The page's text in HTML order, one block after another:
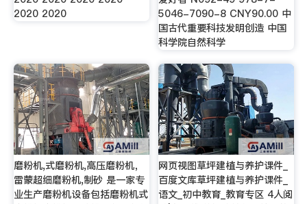
2020 2020
5046-7090-8 CNY90.00 中
国古代重要科技发明创造 中国
科学院自然科学
磨粉机,式磨粉机,高压磨粉机，
雷蒙超细磨粉机,制砂 是一家专
业生产磨粉机设备包括磨粉机式
网页视图草坪建植与养护课件_
百度文库草坪建植与养护课件_
语文_初中教育_教育专区 4人阅